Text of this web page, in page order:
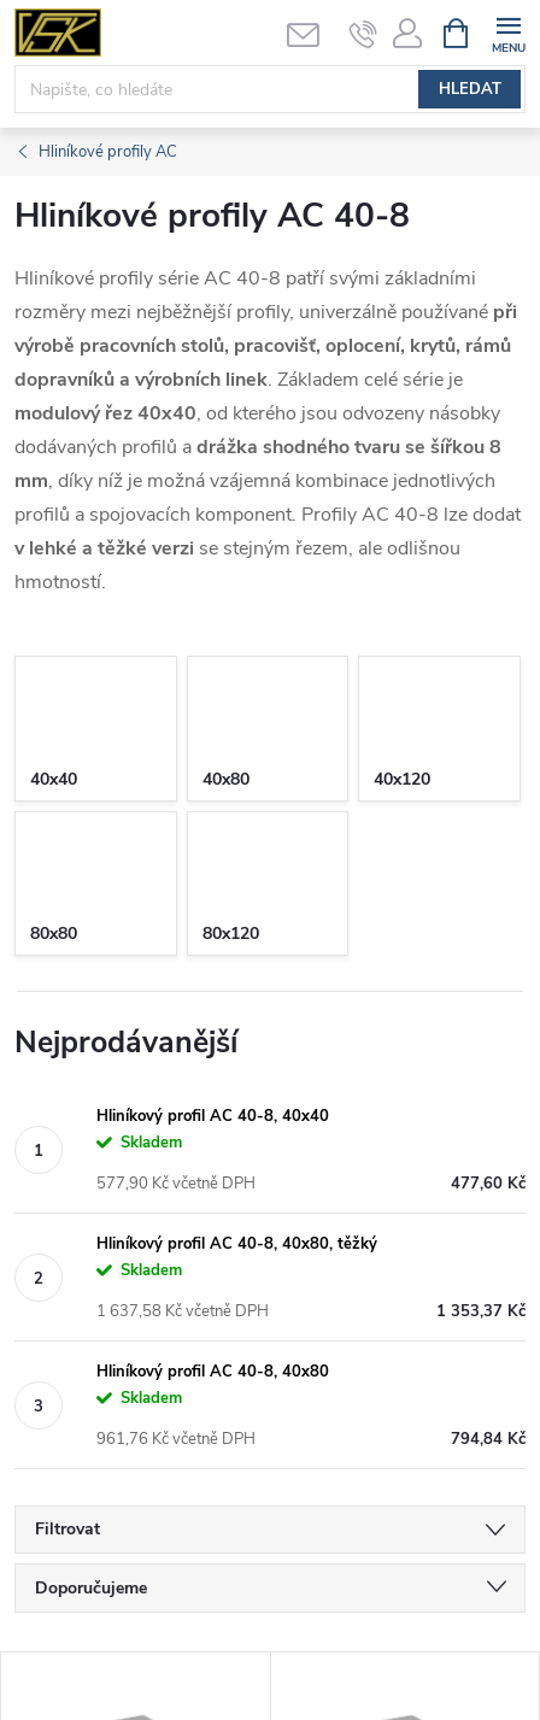
Přejít
obsah
HLEDAT
NÁKUPNÍ
KOŠÍK
Hliníkové profily AC
Hliníkové profily AC 40-8
Hliníkové profily série AC 40-8 patří svými základními
rozměry mezi nejběžnější profily, univerzálně používané při
výrobě pracovních stolů, pracovišť, oplocení, krytů, rámů
dopravníků a výrobních linek. Základem celé série je
modulový řez 40x40, od kterého jsou odvozeny násobky
dodávaných profilů adrážka shodného tvaru se šířkou 8
mm, díky níž je možná vzájemná kombinace jednotlivých
profilů a spojovacích komponent. Profily AC 40-8 lze dodat
v lehké a těžké verzi se stejným řezem, ale odlišnou
hmotností.
40x40 40x80 40x120
80x80 80x120
Nejprodávanější
Hliníkový profil AC 40-8, 40x40
Skladem
477,60 Kč
577,90 Kč včetně DPH
Hliníkový profil AC 40-8, 40x80, těžký
Skladem
1 353,37 Kč
1 637,58 Kč včetně DPH
Hliníkový profil AC 40-8, 40x80
Skladem
794,84 Kč
961,76 Kč včetně DPH
Filtrovat
Ř
a
Doporučujeme